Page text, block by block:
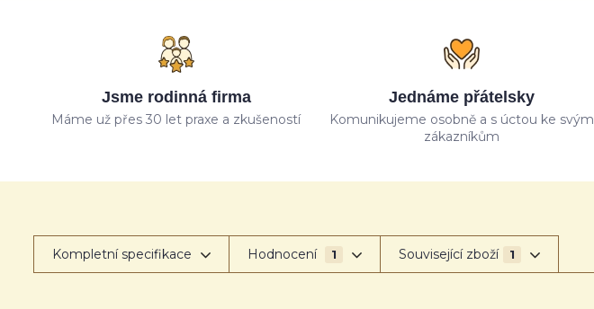
Jsme rodinná firma
Máme už přes 30 let praxe a zkušeností
Jednáme přátelsky
Komunikujeme osobně a s úctou ke svým
zákazníkům
Kompletní specifikace Hodnocení 1 Související zboží 1